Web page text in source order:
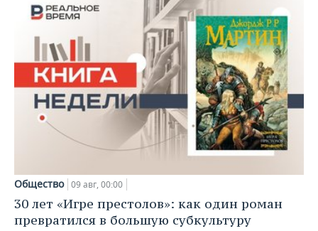
Общество 09 авг, 00:00
30 лет «Игре престолов»: как один роман
превратился в большую субкультуру